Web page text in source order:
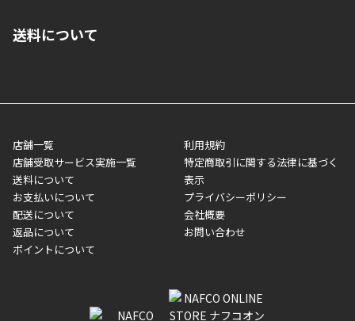
■代金引換(代引)※手数料がかかります
■商品によっては一部決済方法が使用できない場合がございま
す。
ご注文が確認出来次第、1～4営業日に発送いたします。「お取り
業日にてお引渡しとなります。(離島などの場合、例外もあります)
メーカー直送品など一部商品については、その他商品との購入に
制限がかかる場合がございます。また発送日についても、通常と
異なる場合がございます。対象商品の説明ページをご確認くださ
い。
■店舗受取をご選択いただいた場合
ご注文が確認出来次第、お受取される店舗在庫を使用してご準備
をさせていただきます。店舗に在庫がない場合は店舗よりお取り
いただく場合がございます。店舗準備でのお渡しとなる為、商品
のみの受け渡しとなります。（箱や納品書は付属しておりませ
送料について
店舗一覧
店舗受取サービス実施一覧
送料について
お支払いについて
配送について
返品について
ポイントについて
利用規約
特定商取引に関する法律に基づく
表示
プライバシーポリシー
会社概要
お問い合わせ